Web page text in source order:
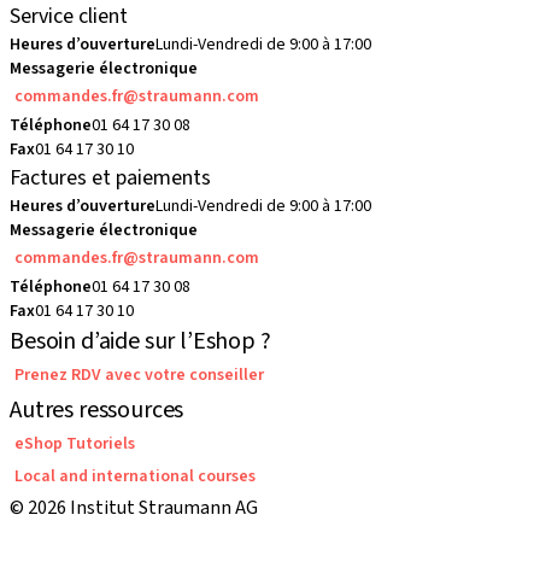
Service client
Heures d’ouvertureLundi-Vendredi de 9:00 à 17:00
Messagerie électronique
commandes.fr@straumann.com
Téléphone01 64 17 30 08
Fax01 64 17 30 10
Factures et paiements
Heures d’ouvertureLundi-Vendredi de 9:00 à 17:00
Messagerie électronique
commandes.fr@straumann.com
Téléphone01 64 17 30 08
Fax01 64 17 30 10
Besoin d’aide sur l’Eshop ?
Prenez RDV avec votre conseiller
Autres ressources
eShop Tutoriels
Local and international courses
© 2026 Institut Straumann AG